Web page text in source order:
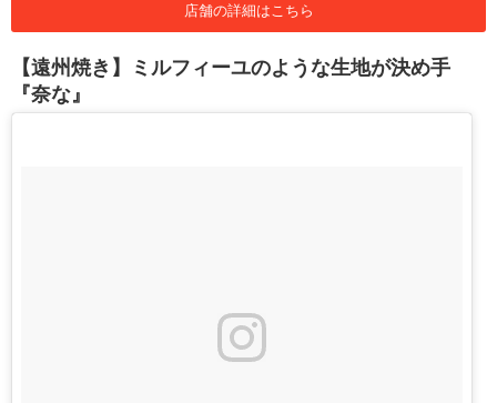
店舗の詳細はこちら
【遠州焼き】ミルフィーユのような生地が決め手
『奈な』